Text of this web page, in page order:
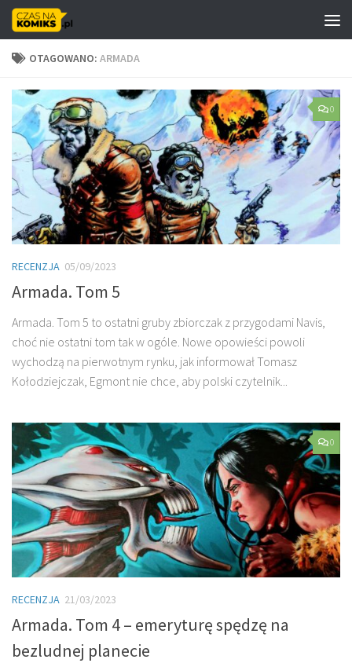
Skip to content
OTAGOWANO: ARMADA
0
RECENZJA 05/09/2023
Armada. Tom 5
Armada. Tom 5 to ostatni gruby zbiorczak z przygodami Navis,
choć nie ostatni tom tak w ogóle. Nowe opowieści powoli
wychodzą na pierwotnym rynku, jak informował Tomasz
Kołodziejczak, Egmont nie chce, aby polski czytelnik...
0
RECENZJA 21/03/2023
Armada. Tom 4 – emeryturę spędzę na
bezludnej planecie